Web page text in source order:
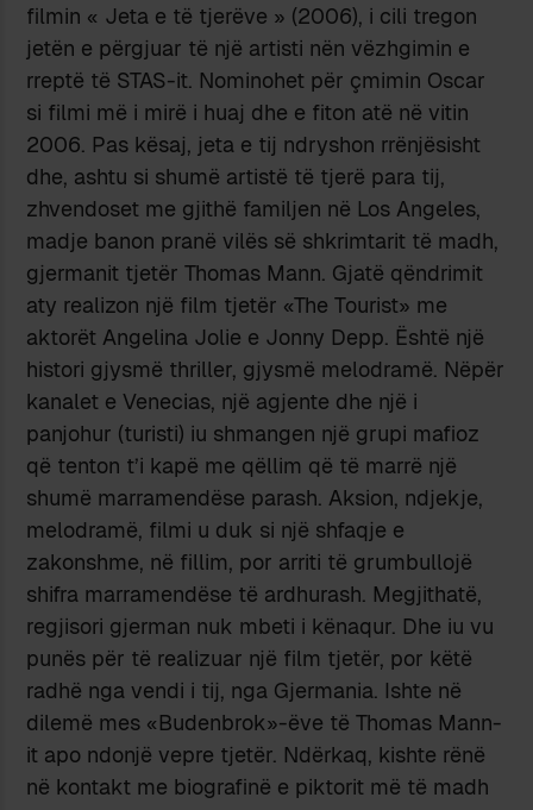
filmin « Jeta e të tjerëve » (2006), i cili tregon
jetën e përgjuar të një artisti nën vëzhgimin e
rreptë të STAS-it. Nominohet për çmimin Oscar
si filmi më i mirë i huaj dhe e fiton atë në vitin
2006. Pas kësaj, jeta e tij ndryshon rrënjësisht
dhe, ashtu si shumë artistë të tjerë para tij,
zhvendoset me gjithë familjen në Los Angeles,
madje banon pranë vilës së shkrimtarit të madh,
gjermanit tjetër Thomas Mann. Gjatë qëndrimit
aty realizon një film tjetër «The Tourist» me
aktorët Angelina Jolie e Jonny Depp. Është një
histori gjysmë thriller, gjysmë melodramë. Nëpër
kanalet e Venecias, një agjente dhe një i
panjohur (turisti) iu shmangen një grupi mafioz
që tenton t’i kapë me qëllim që të marrë një
shumë marramendëse parash. Aksion, ndjekje,
melodramë, filmi u duk si një shfaqje e
zakonshme, në fillim, por arriti të grumbullojë
shifra marramendëse të ardhurash. Megjithatë,
regjisori gjerman nuk mbeti i kënaqur. Dhe iu vu
punës për të realizuar një film tjetër, por këtë
radhë nga vendi i tij, nga Gjermania. Ishte në
dilemë mes «Budenbrok»-ëve të Thomas Mann-
it apo ndonjë vepre tjetër. Ndërkaq, kishte rënë
në kontakt me biografinë e piktorit më të madh